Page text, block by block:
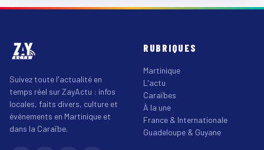
Suivez toute l'actualité en
temps réel sur ZayActu : infos
locales, faits divers, culture et
événements en Martinique et
dans la Caraïbe.
RUBRIQUES
Martinique
L'actu
Caraïbes
À la une
France & Internationale
Guadeloupe & Guyane